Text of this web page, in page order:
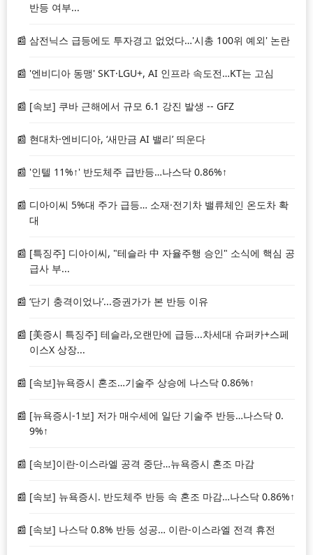
반등 여부...
삼전닉스 급등에도 투자경고 없었다…'시총 100위 예외' 논란
'엔비디아 동맹' SKT·LGU+, AI 인프라 속도전…KT는 고심
[속보] 쿠바 근해에서 규모 6.1 강진 발생 -- GFZ
현대차·엔비디아, ‘새만금 AI 밸리’ 띄운다
'인텔 11%↑' 반도체주 급반등…나스닥 0.86%↑
디아이씨 5%대 주가 급등… 소재·전기차 밸류체인 온도차 확
대
[특징주] 디아이씨, "테슬라 中 자율주행 승인" 소식에 핵심 공
급사 부...
‘단기 충격이었나’...증권가가 본 반등 이유
[美증시 특징주] 테슬라,오랜만에 급등...차세대 슈퍼카+스페
이스X 상장...
[속보]뉴욕증시 혼조…기술주 상승에 나스닥 0.86%↑
[뉴욕증시-1보] 저가 매수세에 일단 기술주 반등…나스닥 0.
9%↑
[속보]이란-이스라엘 공격 중단…뉴욕증시 혼조 마감
[속보] 뉴욕증시. 반도체주 반등 속 혼조 마감…나스닥 0.86%↑
[속보] 나스닥 0.8% 반등 성공… 이란-이스라엘 전격 휴전